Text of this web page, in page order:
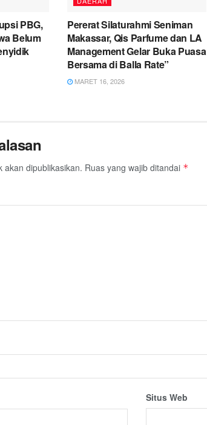
PBG,
Belum
Pererat Silaturahmi Seniman
Makassar, Qis Parfume dan LA
Management Gelar Buka Puasa
Bersama di Balla Rate”
MARET 16, 2026
akan dipublikasikan. Ruas yang wajib ditandai *
Situs Web